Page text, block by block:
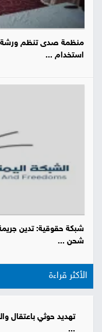
استخدام ...
شبكة حقوقية: تدين
شحن ...
الأكثر قراءة
تهديد حوثي باعتقال
...